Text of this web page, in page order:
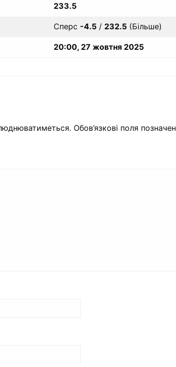
233.5
Сперс -4.5 / 232.5 (Більше)
20:00, 27 жовтня 2025
Обов’язкові поля